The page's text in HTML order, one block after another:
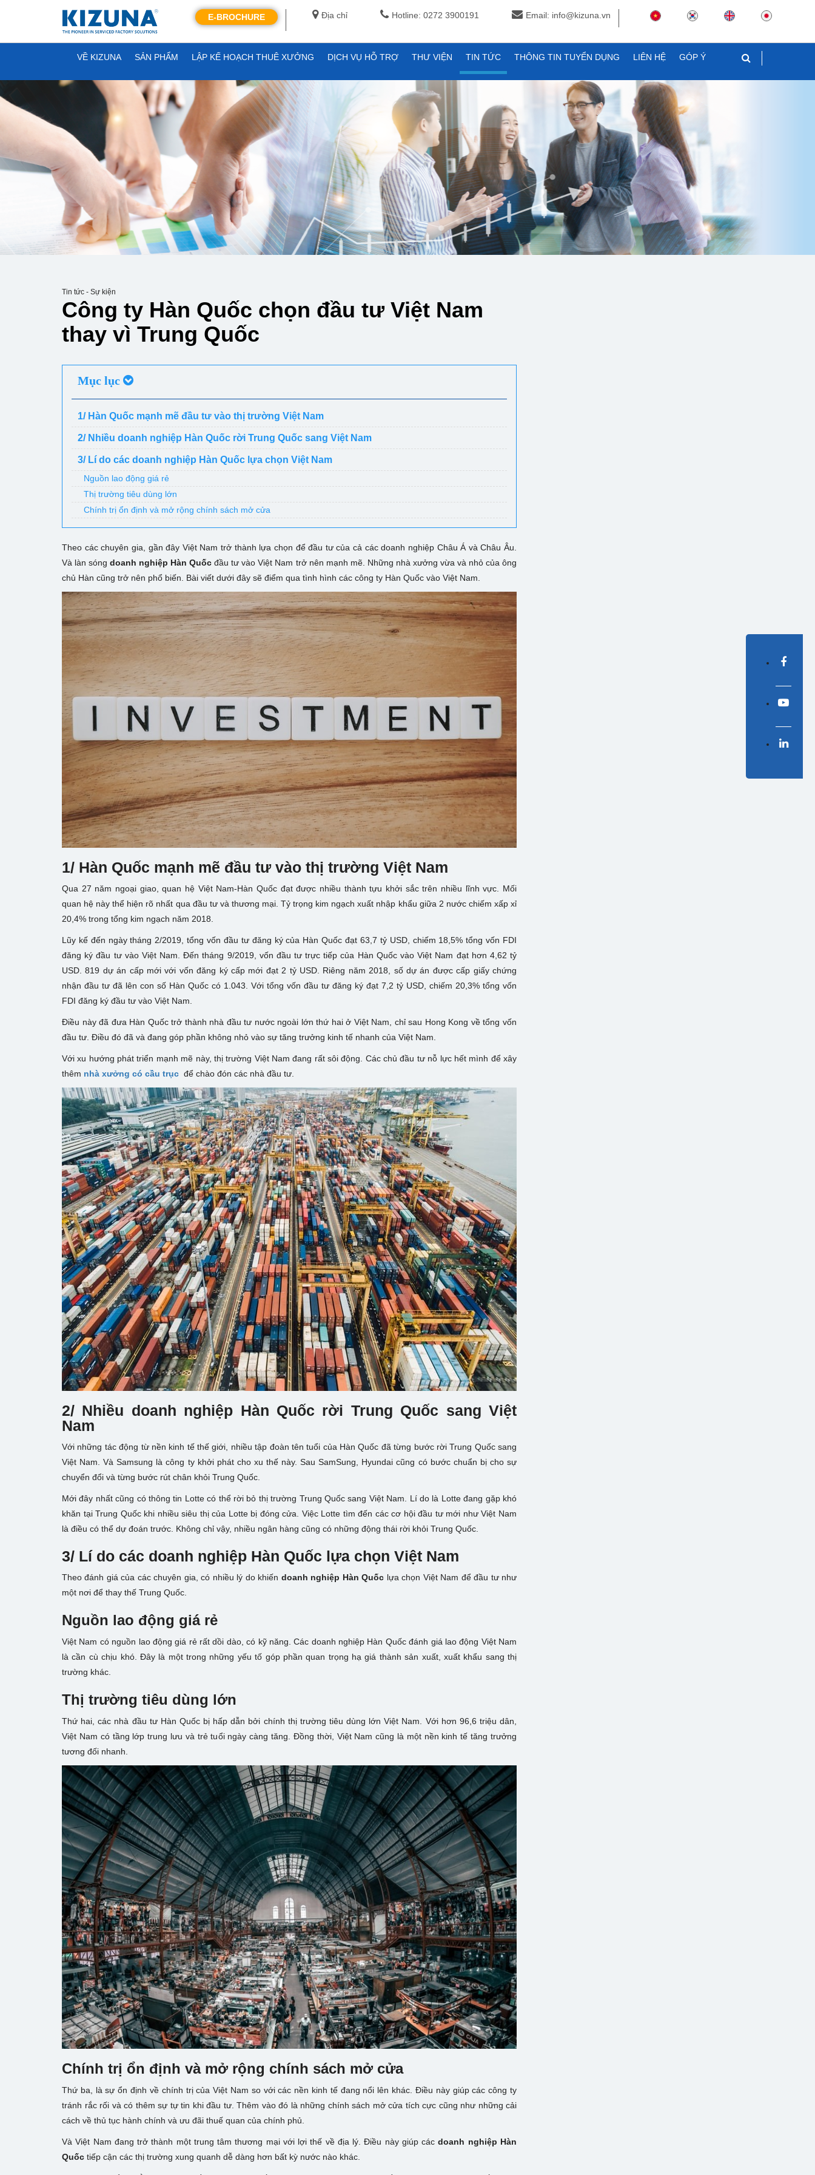
Địa chỉ Hotline: 0272 3900191 Email: info@kizuna.vn
E-BROCHURE
VỀ KIZUNA SẢN PHẨM LẬP KẾ HOẠCH THUÊ XƯỞNG DỊCH VỤ HỖ TRỢ THƯ VIỆN TIN TỨC THÔNG TIN TUYỂN DỤNG LIÊN HỆ GÓP Ý
Tin tức - Sự kiện
Công ty Hàn Quốc chọn đầu tư Việt Nam
thay vì Trung Quốc
Mục lục
1/ Hàn Quốc mạnh mẽ đầu tư vào thị trường Việt Nam
2/ Nhiều doanh nghiệp Hàn Quốc rời Trung Quốc sang Việt Nam
3/ Lí do các doanh nghiệp Hàn Quốc lựa chọn Việt Nam
Nguồn lao động giá rẻ
Thị trường tiêu dùng lớn
Chính trị ổn định và mở rộng chính sách mở cửa
Theo các chuyên gia, gần đây Việt Nam trở thành lựa chọn để đầu tư của cả các doanh nghiệp Châu Á và Châu Âu.
Và làn sóngdoanh nghiệp Hàn Quốc đầu tư vào Việt Nam trở nên mạnh mẽ. Những nhà xưởng vừa và nhỏ của ông
chủ Hàn cũng trở nên phổ biến. Bài viết dưới đây sẽ điểm qua tình hình các công ty Hàn Quốc vào Việt Nam.
1/ Hàn Quốc mạnh mẽ đầu tư vào thị trường Việt Nam
Qua 27 năm ngoại giao, quan hệ Việt Nam-Hàn Quốc đạt được nhiều thành tựu khởi sắc trên nhiều lĩnh vực. Mối
quan hệ này thể hiện rõ nhất qua đầu tư và thương mại. Tỷ trọng kim ngạch xuất nhập khẩu giữa 2 nước chiếm xấp xỉ
20,4% trong tổng kim ngạch năm 2018.
Lũy kế đến ngày tháng 2/2019, tổng vốn đầu tư đăng ký của Hàn Quốc đạt 63,7 tỷ USD, chiếm 18,5% tổng vốn FDI
đăng ký đầu tư vào Việt Nam. Đến tháng 9/2019, vốn đầu tư trực tiếp của Hàn Quốc vào Việt Nam đạt hơn 4,62 tỷ
USD. 819 dự án cấp mới với vốn đăng ký cấp mới đạt 2 tỷ USD. Riêng năm 2018, số dự án được cấp giấy chứng
nhận đầu tư đã lên con số Hàn Quốc có 1.043. Với tổng vốn đầu tư đăng ký đạt 7,2 tỷ USD, chiếm 20,3% tổng vốn
FDI đăng ký đầu tư vào Việt Nam.
Điều này đã đưa Hàn Quốc trở thành nhà đầu tư nước ngoài lớn thứ hai ở Việt Nam, chỉ sau Hong Kong về tổng vốn
đầu tư. Điều đó đã và đang góp phần không nhỏ vào sự tăng trưởng kinh tế nhanh của Việt Nam.
Với xu hướng phát triển mạnh mẽ này, thị trường Việt Nam đang rất sôi động. Các chủ đầu tư nỗ lực hết mình để xây
thêm nhà xưởng có cầu trục để chào đón các nhà đầu tư.
2/ Nhiều doanh nghiệp Hàn Quốc rời Trung Quốc sang Việt
Nam
Với những tác động từ nền kinh tế thế giới, nhiều tập đoàn tên tuổi của Hàn Quốc đã từng bước rời Trung Quốc sang
Việt Nam. Và Samsung là công ty khởi phát cho xu thế này. Sau SamSung, Hyundai cũng có bước chuẩn bị cho sự
chuyển đổi và từng bước rút chân khỏi Trung Quốc.
Mới đây nhất cũng có thông tin Lotte có thể rời bỏ thị trường Trung Quốc sang Việt Nam. Lí do là Lotte đang gặp khó
khăn tại Trung Quốc khi nhiều siêu thị của Lotte bị đóng cửa. Việc Lotte tìm đến các cơ hội đầu tư mới như Việt Nam
là điều có thể dự đoán trước. Không chỉ vậy, nhiều ngân hàng cũng có những động thái rời khỏi Trung Quốc.
3/ Lí do các doanh nghiệp Hàn Quốc lựa chọn Việt Nam
Theo đánh giá của các chuyên gia, có nhiều lý do khiến doanh nghiệp Hàn Quốc lựa chọn Việt Nam để đầu tư như
một nơi để thay thế Trung Quốc.
Nguồn lao động giá rẻ
Việt Nam có nguồn lao động giá rẻ rất dồi dào, có kỹ năng. Các doanh nghiệp Hàn Quốc đánh giá lao động Việt Nam
là cần cù chịu khó. Đây là một trong những yếu tố góp phần quan trọng hạ giá thành sản xuất, xuất khẩu sang thị
trường khác.
Thị trường tiêu dùng lớn
Thứ hai, các nhà đầu tư Hàn Quốc bị hấp dẫn bởi chính thị trường tiêu dùng lớn Việt Nam. Với hơn 96,6 triệu dân,
Việt Nam có tầng lớp trung lưu và trẻ tuổi ngày càng tăng. Đồng thời, Việt Nam cũng là một nền kinh tế tăng trưởng
tương đối nhanh.
Chính trị ổn định và mở rộng chính sách mở cửa
Thứ ba, là sự ổn định về chính trị của Việt Nam so với các nền kinh tế đang nổi lên khác. Điều này giúp các công ty
tránh rắc rối và có thêm sự tự tin khi đầu tư. Thêm vào đó là những chính sách mở cửa tích cực cũng như những cải
cách về thủ tục hành chính và ưu đãi thuế quan của chính phủ.
Và Việt Nam đang trở thành một trung tâm thương mại với lợi thế về địa lý. Điều này giúp cácdoanh nghiệp Hàn
Quốc tiếp cận các thị trường xung quanh dễ dàng hơn bất kỳ nước nào khác.